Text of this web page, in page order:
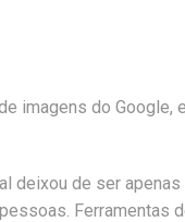
imagens do Google,
deixou de ser
Ferramentas